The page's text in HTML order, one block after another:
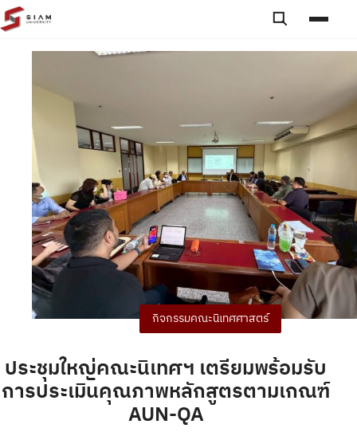
Skip to content
Toggle
กิจกรรมคณะนิเทศศาสตร์
ประชุมใหญ่คณะนิเทศฯ เตรียมพร้อมรับ
การประเมินคุณภาพหลักสูตรตามเกณฑ์
AUN-QA